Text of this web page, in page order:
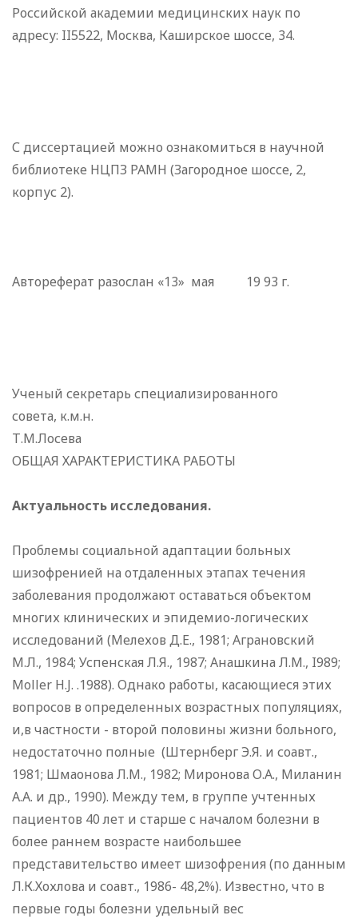
Российской академии медицинских наук по
адресу: II5522, Москва, Каширское шоссе, 34.
С диссертацией можно ознакомиться в научной
библиотеке НЦПЗ РАМН (Загородное шоссе, 2,
корпус 2).
Автореферат разослан «13» мая 19 93 г.
Ученый секретарь специализированного
совета, к.м.н.
Т.М.Лосева
ОБЩАЯ ХАРАКТЕРИСТИКА РАБОТЫ
Актуальность исследования.
Проблемы социальной адаптации больных
шизофренией на отдаленных этапах течения
заболевания продолжают оставаться объектом
многих клинических и эпидемио-логических
исследований (Мелехов Д.Е., 1981; Аграновский
М.Л., 1984; Успенская Л.Я., 1987; Анашкина Л.М., I989;
Moller H.J. .1988). Однако работы, касающиеся этих
вопросов в определенных возрастных популяциях,
и,в частности - второй половины жизни больного,
недостаточно полные (Штернберг Э.Я. и соавт.,
1981; Шмаонова Л.М., 1982; Миронова О.А., Миланин
А.А. и др., 1990). Между тем, в группе учтенных
пациентов 40 лет и старше с началом болезни в
более раннем возрасте наибольшее
представительство имеет шизофрения (по данным
Л.К.Хохлова и соавт., 1986- 48,2%). Известно, что в
первые годы болезни удельный вес